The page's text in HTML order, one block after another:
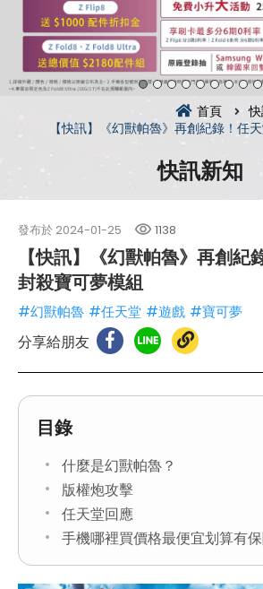
首頁
【快訊】《幻獸帕魯》再創紀錄！任
快訊新知
發布於 2024-01-25 1138
【快訊】《幻獸帕魯》再創紀
封殺寶可夢模組
#幻獸帕魯 #任天堂 #遊戲 #寶可夢
分享給朋友
目錄
什麼是幻獸帕魯？
版權炮攻擊
任天堂回應
手機哪裡買價格最便宜划算有